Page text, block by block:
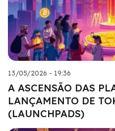
13/05/2026 - 19:36
A ASCENSÃO DAS
LANÇAMENTO DE
(LAUNCHPADS)